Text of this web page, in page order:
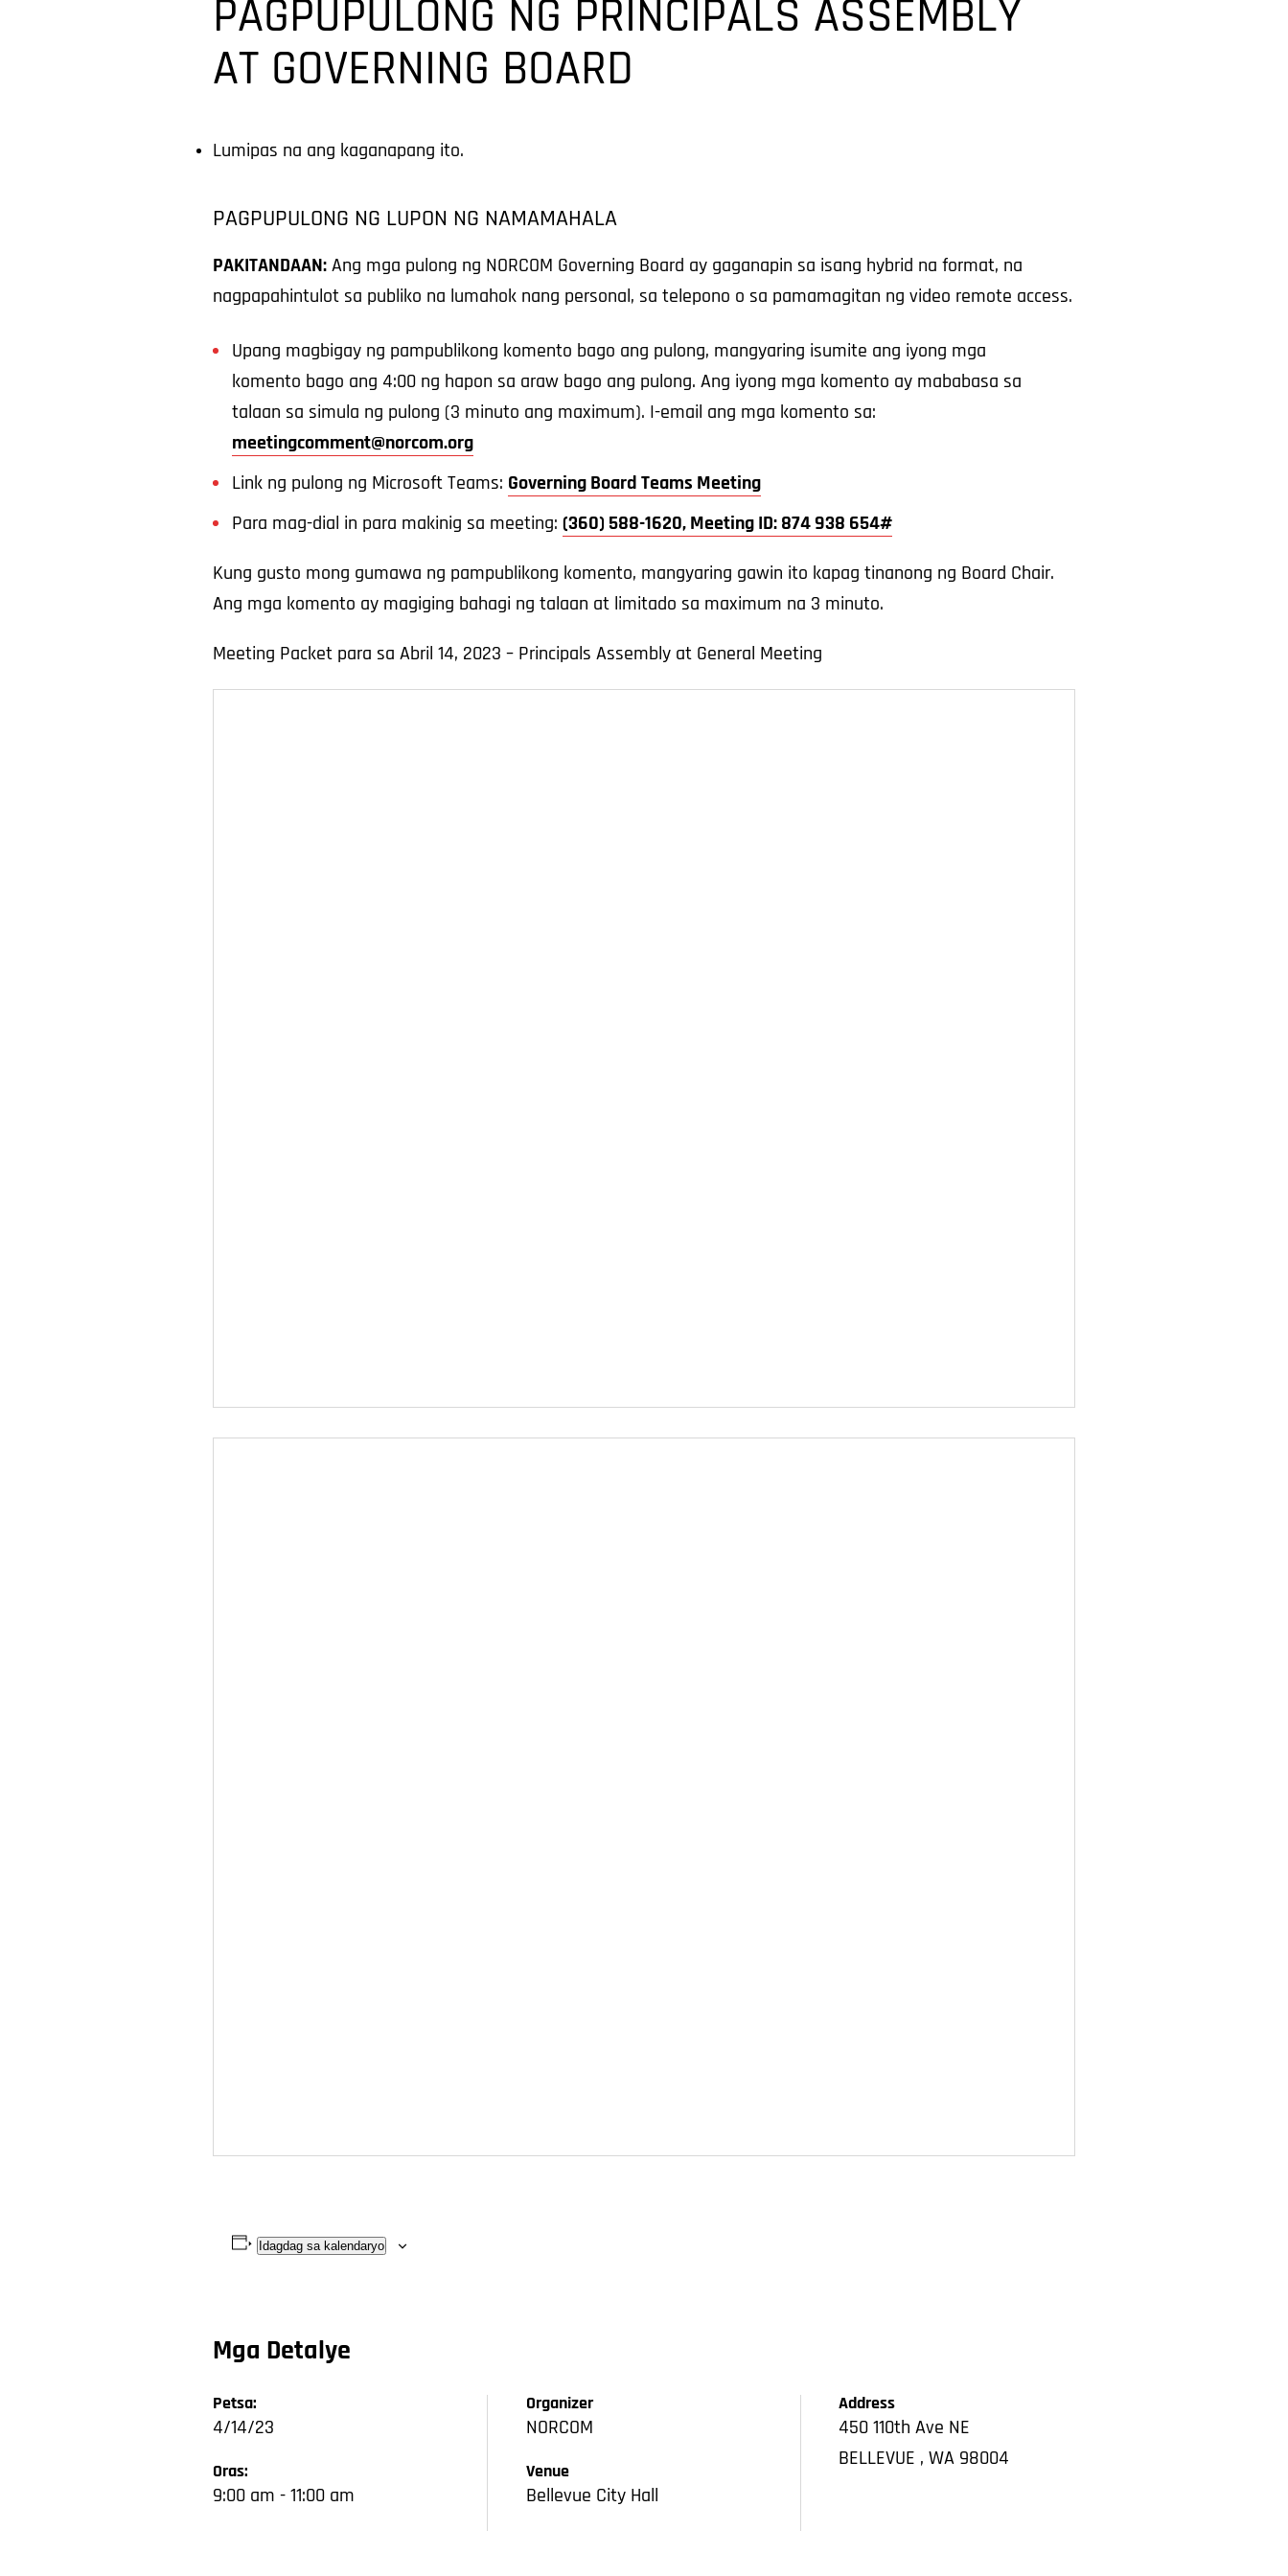
PAGPUPULONG NG PRINCIPALS ASSEMBLY
AT GOVERNING BOARD
Lumipas na ang kaganapang ito.
PAGPUPULONG NG LUPON NG NAMAMAHALA
PAKITANDAAN: Ang mga pulong ng NORCOM Governing Board ay gaganapin sa isang hybrid na format, na
nagpapahintulot sa publiko na lumahok nang personal, sa telepono o sa pamamagitan ng video remote access.
Upang magbigay ng pampublikong komento bago ang pulong, mangyaring isumite ang iyong mga
komento bago ang 4:00 ng hapon sa araw bago ang pulong. Ang iyong mga komento ay mababasa sa
talaan sa simula ng pulong (3 minuto ang maximum). I-email ang mga komento sa:
meetingcomment@norcom.org
Link ng pulong ng Microsoft Teams: Governing Board Teams Meeting
Para mag-dial in para makinig sa meeting: (360) 588-1620, Meeting ID: 874 938 654#
Kung gusto mong gumawa ng pampublikong komento, mangyaring gawin ito kapag tinanong ng Board Chair.
Ang mga komento ay magiging bahagi ng talaan at limitado sa maximum na 3 minuto.
Meeting Packet para sa Abril 14, 2023 – Principals Assembly at General Meeting
Idagdag sa kalendaryo
Mga Detalye
Petsa:
4/14/23
Oras:
9:00 am - 11:00 am
Organizer
NORCOM
Venue
Bellevue City Hall
Address
450 110th Ave NE
BELLEVUE , WA 98004